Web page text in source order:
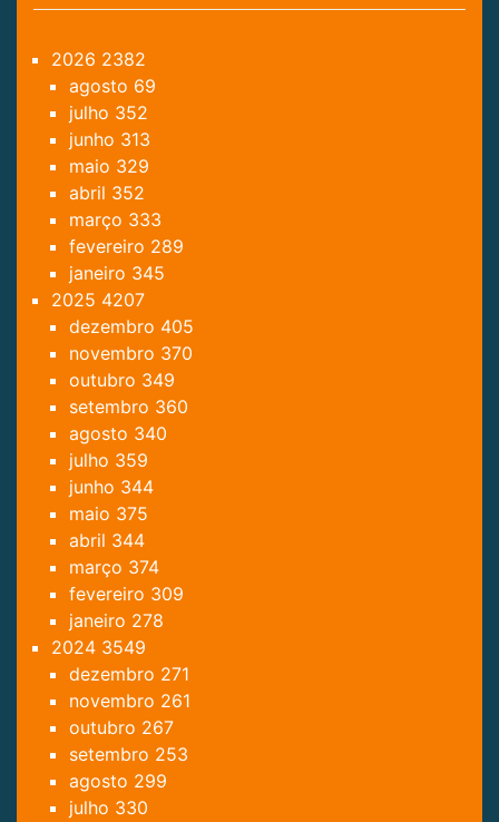
2026 2382
agosto 69
julho 352
junho 313
maio 329
abril 352
março 333
fevereiro 289
janeiro 345
2025 4207
dezembro 405
novembro 370
outubro 349
setembro 360
agosto 340
julho 359
junho 344
maio 375
abril 344
março 374
fevereiro 309
janeiro 278
2024 3549
dezembro 271
novembro 261
outubro 267
setembro 253
agosto 299
julho 330